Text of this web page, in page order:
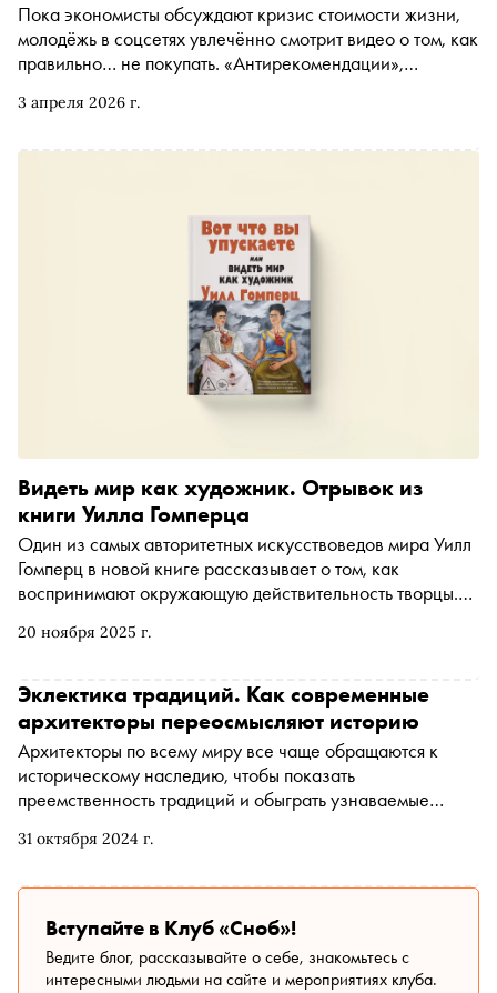
3 апреля 2026 г.
Пока экономисты обсуждают кризис стоимости жизни,
молодёжь в соцсетях увлечённо смотрит видео о том, как
правильно… не покупать. «Антирекомендации»,
каждый год всё новые тренды пытаются превратить
эти движения почти всегда нацелены на женщин, есть ли
обсудила с Элей Рей, соавтором подкаста «Жертвы
20 ноября 2025 г.
Видеть мир как художник. Отрывок из
книги Уилла Гомперца
Один из самых авторитетных искусствоведов мира Уилл
Гомперц в новой книге рассказывает о том, как
воспринимают окружающую действительность творцы.
прославленных художников прошлого, так и
видеть мир как художник» выходит в издательстве
«Синдбад» в конце ноября. «Сноб» публикует отрывок
31 октября 2024 г.
Эклектика традиций. Как современные
архитекторы переосмысляют историю
Архитекторы по всему миру все чаще обращаются к
историческому наследию, чтобы показать
преемственность традиций и обыграть узнаваемые
сегодня в городском строительстве переосмысляется
Вступайте в Клуб «Сноб»!
Ведите блог, рассказывайте о себе, знакомьтесь с
интересными людьми на сайте и мероприятиях клуба.